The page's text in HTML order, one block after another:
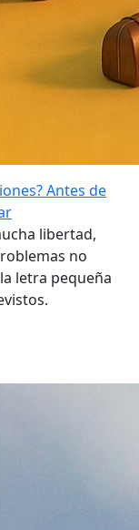
Antes de
libertad,
no
letra pequeña